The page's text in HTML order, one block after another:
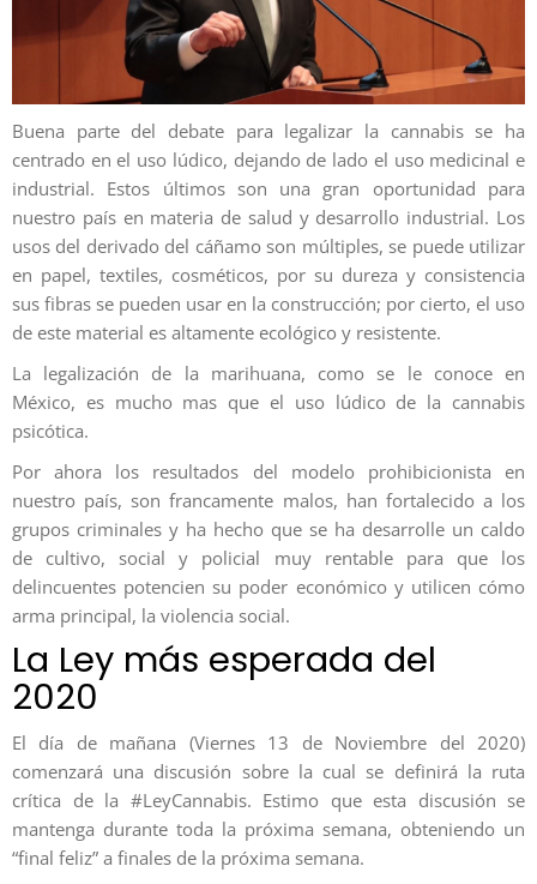
Buena parte del debate para legalizar la cannabis se ha
centrado en el uso lúdico, dejando de lado el uso medicinal e
industrial. Estos últimos son una gran oportunidad para
nuestro país en materia de salud y desarrollo industrial. Los
usos del derivado del cáñamo son múltiples, se puede utilizar
en papel, textiles, cosméticos, por su dureza y consistencia
sus fibras se pueden usar en la construcción; por cierto, el uso
de este material es altamente ecológico y resistente.
La legalización de la marihuana, como se le conoce en
México, es mucho mas que el uso lúdico de la cannabis
psicótica.
Por ahora los resultados del modelo prohibicionista en
nuestro país, son francamente malos, han fortalecido a los
grupos criminales y ha hecho que se ha desarrolle un caldo
de cultivo, social y policial muy rentable para que los
delincuentes potencien su poder económico y utilicen cómo
arma principal, la violencia social.
La Ley más esperada del
2020
El día de mañana (Viernes 13 de Noviembre del 2020)
comenzará una discusión sobre la cual se definirá la ruta
crítica de la #LeyCannabis. Estimo que esta discusión se
mantenga durante toda la próxima semana, obteniendo un
“final feliz” a finales de la próxima semana.